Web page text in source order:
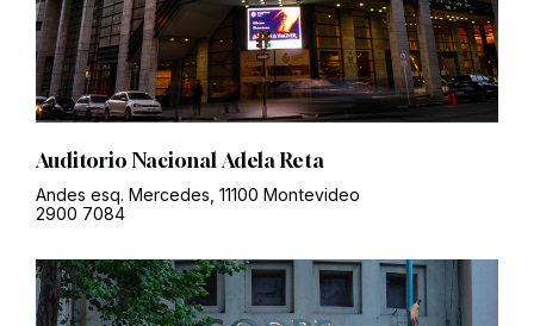
Auditorio Nacional Adela Reta
Andes esq. Mercedes, 11100 Montevideo
2900 7084